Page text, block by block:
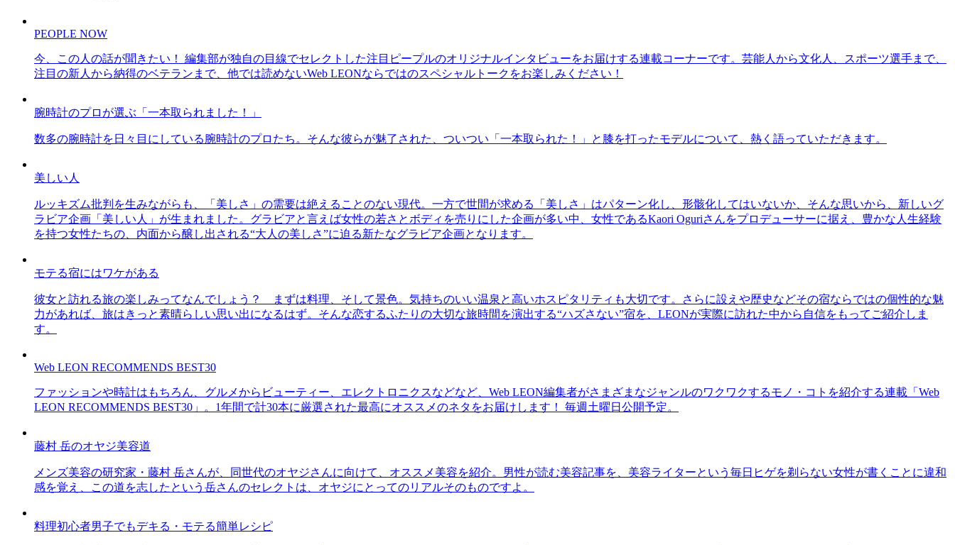
PEOPLE NOW
今、この人の話が聞きたい！ 編集部が独自の目線でセレクトした注目ピープルのオリジナルインタビューをお届けする連載コーナーです。芸能人から文化人、スポーツ選手まで、
注目の新人から納得のベテランまで、他では読めないWeb LEONならではのスペシャルトークをお楽しみください！
腕時計のプロが選ぶ「一本取られました！」
数多の腕時計を日々目にしている腕時計のプロたち。そんな彼らが魅了された、ついつい「一本取られた！」と膝を打ったモデルについて、熱く語っていただきます。
美しい人
ルッキズム批判を生みながらも、「美しさ」の需要は絶えることのない現代。一方で世間が求める「美しさ」はパターン化し、形骸化してはいないか、そんな思いから、新しいグ
ラビア企画「美しい人」が生まれました。グラビアと言えば女性の若さとボディを売りにした企画が多い中、女性であるKaori Oguriさんをプロデューサーに据え、豊かな人生経験
を持つ女性たちの、内面から醸し出される“大人の美しさ”に迫る新たなグラビア企画となります。
モテる宿にはワケがある
彼女と訪れる旅の楽しみってなんでしょう？ まずは料理、そして景色。気持ちのいい温泉と高いホスピタリティも大切です。さらに設えや歴史などその宿ならではの個性的な魅
力があれば、旅はきっと素晴らしい思い出になるはず。そんな恋するふたりの大切な旅時間を演出する“ハズさない”宿を、LEONが実際に訪れた中から自信をもってご紹介しま
す。
Web LEON RECOMMENDS BEST30
ファッションや時計はもちろん、グルメからビューティー、エレクトロニクスなどなど、Web LEON編集者がさまざまなジャンルのワクワクするモノ・コトを紹介する連載「Web
LEON RECOMMENDS BEST30」。1年間で計30本に厳選された最高にオススメのネタをお届けします！ 毎週土曜日公開予定。
藤村 岳のオヤジ美容道
メンズ美容の研究家・藤村 岳さんが、同世代のオヤジさんに向けて、オススメ美容を紹介。男性が読む美容記事を、美容ライターという毎日ヒゲを剃らない女性が書くことに違和
感を覚え、この道を志したという岳さんのセレクトは、オヤジにとってのリアルそのものですよ。
料理初心者男子でもデキる・モテる簡単レシピ